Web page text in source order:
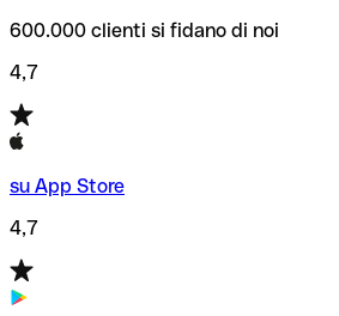
600.000 clienti si fidano di noi
4,7
su App Store
4,7